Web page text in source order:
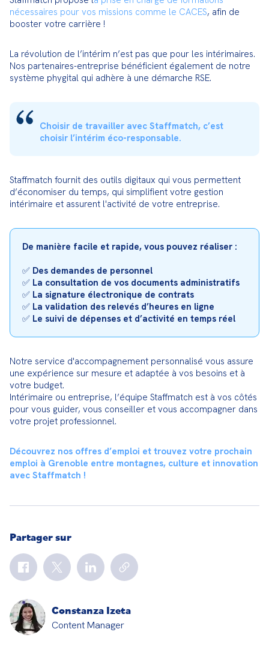
nécessaires pour vos missions comme le CACES, afin de
booster votre carrière !
La révolution de l’intérim n’est pas que pour les intérimaires.
Nos partenaires-entreprise bénéficient également de notre
système phygital qui adhère à une démarche RSE.
Choisir de travailler avec Staffmatch, c’est
choisir l’intérim éco-responsable.
Staffmatch fournit des outils digitaux qui vous permettent
d’économiser du temps, qui simplifient votre gestion
intérimaire et assurent l'activité de votre entreprise.
De manière facile et rapide, vous pouvez réaliser :
✅ Des demandes de personnel
✅ La consultation de vos documents administratifs
✅ La signature électronique de contrats
✅ La validation des relevés d’heures en ligne
✅ Le suivi de dépenses et d’activité en temps réel
Notre service d'accompagnement personnalisé vous assure
une expérience sur mesure et adaptée à vos besoins et à
votre budget.
Intérimaire ou entreprise, l’équipe Staffmatch est à vos côtés
pour vous guider, vous conseiller et vous accompagner dans
votre projet professionnel.
Découvrez nos offres d’emploi et trouvez votre prochain
emploi à Grenoble entre montagnes, culture et innovation
avec Staffmatch !
Partager sur
Constanza Izeta
Content Manager